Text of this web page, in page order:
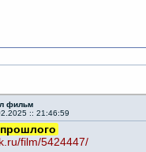
фильм
:: 21:46:59
film/5424447/